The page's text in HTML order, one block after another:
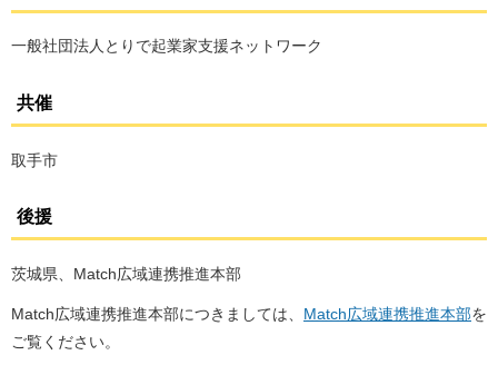
一般社団法人とりで起業家支援ネットワーク
共催
取手市
後援
茨城県、Match広域連携推進本部
Match広域連携推進本部につきましては、 Match広域連携推進本部を
ご覧ください。